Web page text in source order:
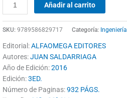
Añadir al carrito
SKU: 9789586829717 Categoría: Ingeniería
Editorial:ALFAOMEGA EDITORES
Autores:JUAN SALDARRIAGA
Año de Edición:2016
Edición:3ED.
Número de Paginas:932 PÁGS.